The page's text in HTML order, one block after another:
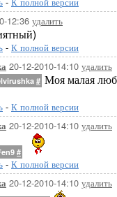
12:36 удалить
- К полной версии
20-12-2010-14:10 удалить
# Моя малая
- К полной версии
20-12-2010-14:10 удалить
#
- К полной версии
20-12-2010-14:10 удалить